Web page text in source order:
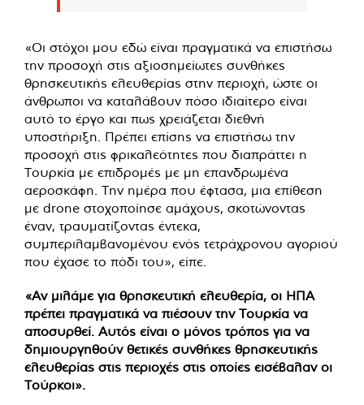
«Οι στόχοι μου εδώ είναι πραγματικά να επιστήσω
την προσοχή στις αξιοσημείωτες συνθήκες
θρησκευτικής ελευθερίας στην περιοχή, ώστε οι
άνθρωποι να καταλάβουν πόσο ιδιαίτερο είναι
αυτό το έργο και πως χρειάζεται διεθνή
υποστήριξη. Πρέπει επίσης να επιστήσω την
προσοχή στις φρικαλεότητες που διαπράττει η
Τουρκία με επιδρομές με μη επανδρωμένα
αεροσκάφη. Την ημέρα που έφτασα, μια επίθεση
με drone στοχοποίησε αμάχους, σκοτώνοντας
έναν, τραυματίζοντας έντεκα,
συμπεριλαμβανομένου ενός τετράχρονου αγοριού
που έχασε το πόδι του», είπε.
«Αν μιλάμε για θρησκευτική ελευθερία, οι ΗΠΑ
πρέπει πραγματικά να πιέσουν την Τουρκία να
αποσυρθεί. Αυτός είναι ο μόνος τρόπος για να
δημιουργηθούν θετικές συνθήκες θρησκευτικής
ελευθερίας στις περιοχές στις οποίες εισέβαλαν οι
Τούρκοι».